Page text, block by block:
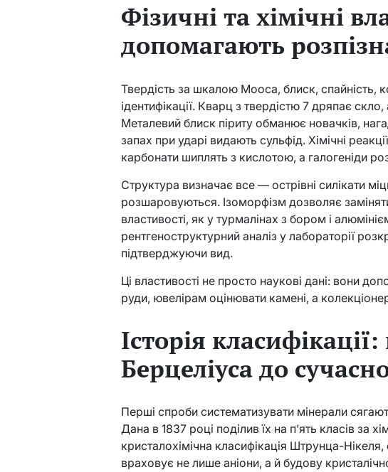
Фізичні та хімічні
допомагають
Твердість за шкалою Мооса, блиск, спайність,
ідентифікації. Кварц з твердістю 7 дряпає
Металевий блиск піриту обманює новачків,
запах при ударі видають сульфід. Хімічні
карбонати шиплять з кислотою, а галогеніди
Структура визначає все — острівні силікати
розшаровуються. Ізоморфізм дозволяє
властивості, як у турмалінах з бором і
рентгеноструктурний аналіз у лабораторії
підтверджуючи вид.
Ці властивості не просто наукові дані: вони
руди, ювелірам оцінювати камені, а
Історія класифікації:
Берцеліуса до
Перші спроби систематизувати мінерали
Дана в 1837 році поділив їх на п’ять класів за
кристалохімічна класифікація Штрунца-
враховує не лише аніони, а й будову